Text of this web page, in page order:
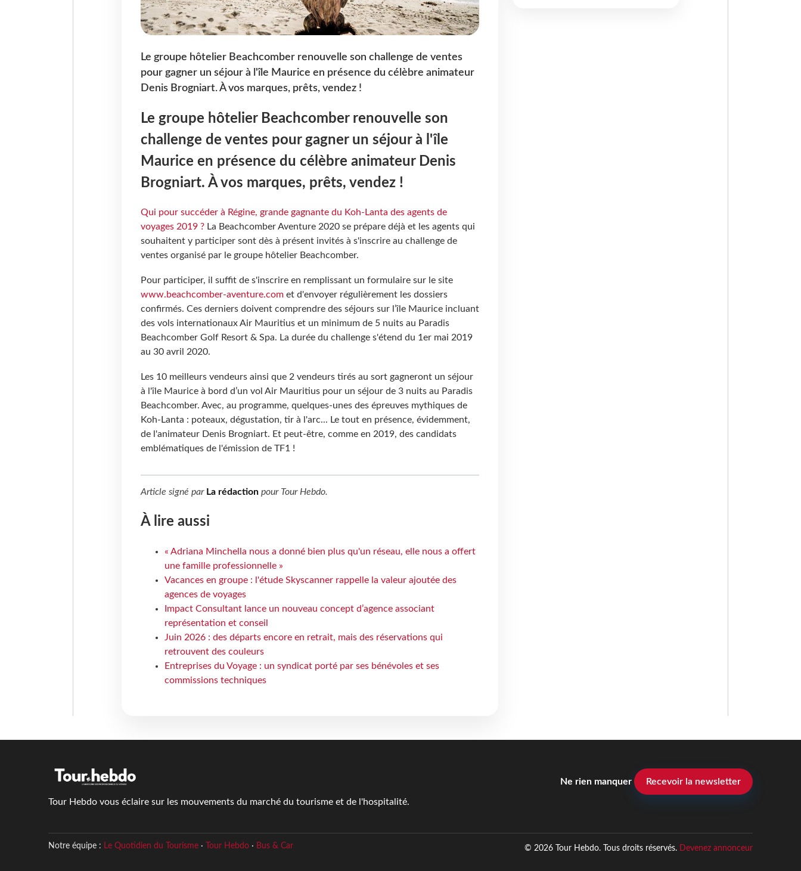
Le groupe hôtelier Beachcomber renouvelle son challenge de ventes
pour gagner un séjour à l'île Maurice en présence du célèbre animateur
Denis Brogniart. À vos marques, prêts, vendez !
Le groupe hôtelier Beachcomber renouvelle son
challenge de ventes pour gagner un séjour à l'île
Maurice en présence du célèbre animateur Denis
Brogniart. À vos marques, prêts, vendez !
Qui pour succéder à Régine, grande gagnante du Koh-Lanta des agents de
voyages 2019 ?La Beachcomber Aventure 2020 se prépare déjà et les agents qui
souhaitent y participer sont dès à présent invités à s'inscrire au challenge de
ventes organisé par le groupe hôtelier Beachcomber.
Pour participer, il suffit de s'inscrire en remplissant un formulaire sur le site
www.beachcomber-aventure.comet d'envoyer régulièrement les dossiers
confirmés. Ces derniers doivent comprendre des séjours sur l’île Maurice incluant
des vols internationaux Air Mauritius et un minimum de 5 nuits au Paradis
Beachcomber Golf Resort & Spa. La durée du challenge s'étend du 1er mai 2019
au 30 avril 2020.
Les 10 meilleurs vendeurs ainsi que 2 vendeurs tirés au sort gagneront un séjour
à l'île Maurice à bord d’un vol Air Mauritius pour un séjour de 3 nuits au Paradis
Beachcomber. Avec, au programme, quelques-unes des épreuves mythiques de
Koh-Lanta : poteaux, dégustation, tir à l'arc... Le tout en présence, évidemment,
de l'animateur Denis Brogniart. Et peut-être, comme en 2019, des candidats
emblématiques de l'émission de TF1 !
Article signé par La rédactionpour Tour Hebdo.
À lire aussi
« Adriana Minchella nous a donné bien plus qu'un réseau, elle nous a offert
une famille professionnelle »
Vacances en groupe : l'étude Skyscanner rappelle la valeur ajoutée des
agences de voyages
Impact Consultant lance un nouveau concept d’agence associant
représentation et conseil
Juin 2026 : des départs encore en retrait, mais des réservations qui
retrouvent des couleurs
Entreprises du Voyage : un syndicat porté par ses bénévoles et ses
commissions techniques
Tour Hebdo vous éclaire sur les mouvements du marché du tourisme et de l'hospitalité.
Ne rien manquer Recevoir la newsletter
Notre équipe : Le Quotidien du Tourisme· Tour Hebdo· Bus & Car © 2026 Tour Hebdo. Tous droits réservés. Devenez annonceur